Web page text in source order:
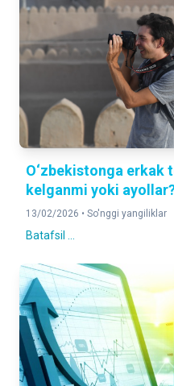
O‘zbekistonga erkak
kelganmi yoki
13/02/2026 • So'nggi yangiliklar
Batafsil ...